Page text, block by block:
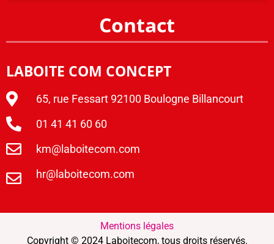
Contact
LABOITE COM CONCEPT
65, rue Fessart 92100 Boulogne Billancourt
01 41 41 60 60
km@laboitecom.com
hr@laboitecom.com
Mentions légales
Copyright © 2024 Laboitecom, tous droits réservés.